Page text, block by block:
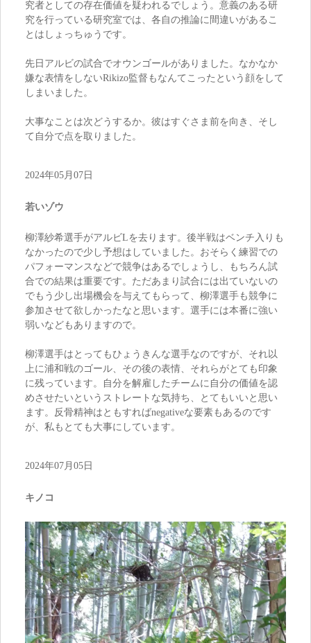
究者としての存在価値を疑われるでしょう。意義のある研
究を行っている研究室では、各自の推論に間違いがあるこ
とはしょっちゅうです。
先日アルビの試合でオウンゴールがありました。なかなか
嫌な表情をしないRikizo監督もなんてこったという顔をして
しまいました。
大事なことは次どうするか。彼はすぐさま前を向き、そし
て自分で点を取りました。
2024年05月07日
若いゾウ
柳澤紗希選手がアルビLを去ります。後半戦はベンチ入りも
なかったので少し予想はしていました。おそらく練習での
パフォーマンスなどで競争はあるでしょうし、もちろん試
合での結果は重要です。ただあまり試合には出ていないの
でもう少し出場機会を与えてもらって、柳澤選手も競争に
参加させて欲しかったなと思います。選手には本番に強い
弱いなどもありますので。
柳澤選手はとってもひょうきんな選手なのですが、それ以
上に浦和戦のゴール、その後の表情、それらがとても印象
に残っています。自分を解雇したチームに自分の価値を認
めさせたいというストレートな気持ち、とてもいいと思い
ます。反骨精神はともすればnegativeな要素もあるのです
が、私もとても大事にしています。
2024年07月05日
キノコ